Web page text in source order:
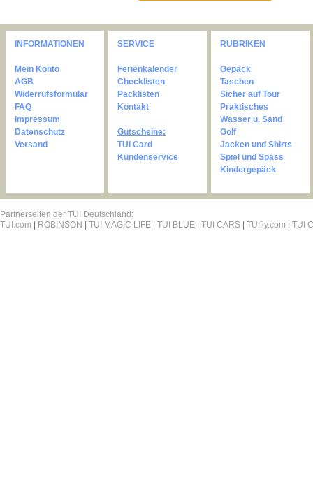
INFORMATIONEN
Mein Konto
AGB
Widerrufsformular
FAQ
Impressum
Datenschutz
Versand
SERVICE
Ferienkalender
Checklisten
Packlisten
Kontakt
Gutscheine:
TUI Card
Kundenservice
RUBRIKEN
Gepäck
Taschen
Sicher auf Tour
Praktisches
Wasser u. Sand
Golf
Jacken und Shirts
Spiel und Spass
Kindergepäck
Partnerseiten der TUI Deutschland:
TUI.com
ROBINSON TUI MAGIC LIFE TUI BLUE TUI CARS TUIfly.com TUI